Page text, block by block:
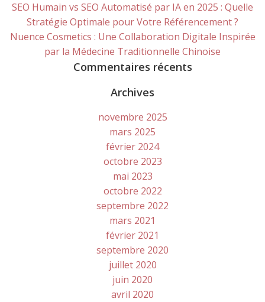
SEO Humain vs SEO Automatisé par IA en 2025 : Quelle
Stratégie Optimale pour Votre Référencement ?
Nuence Cosmetics : Une Collaboration Digitale Inspirée
par la Médecine Traditionnelle Chinoise
Commentaires récents
Archives
novembre 2025
mars 2025
février 2024
octobre 2023
mai 2023
octobre 2022
septembre 2022
mars 2021
février 2021
septembre 2020
juillet 2020
juin 2020
avril 2020